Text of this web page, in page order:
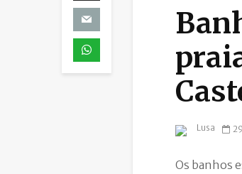
Lusa
Os banhos